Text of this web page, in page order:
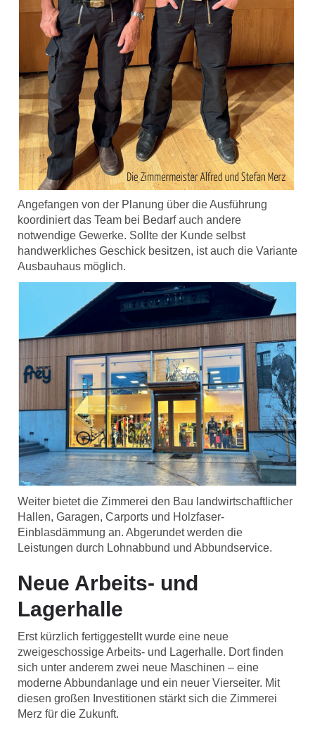
Angefangen von der Planung über die Ausführung
koordiniert das Team bei Bedarf auch andere
notwendige Gewerke. Sollte der Kunde selbst
handwerkliches Geschick besitzen, ist auch die Variante
Ausbauhaus möglich.
Weiter bietet die Zimmerei den Bau landwirtschaftlicher
Hallen, Garagen, Carports und Holzfaser-
Einblasdämmung an. Abgerundet werden die
Leistungen durch Lohnabbund und Abbundservice.
Neue Arbeits- und
Lagerhalle
Erst kürzlich fertiggestellt wurde eine neue
zweigeschossige Arbeits- und Lagerhalle. Dort finden
sich unter anderem zwei neue Maschinen – eine
moderne Abbundanlage und ein neuer Vierseiter. Mit
diesen großen Investitionen stärkt sich die Zimmerei
Merz für die Zukunft.